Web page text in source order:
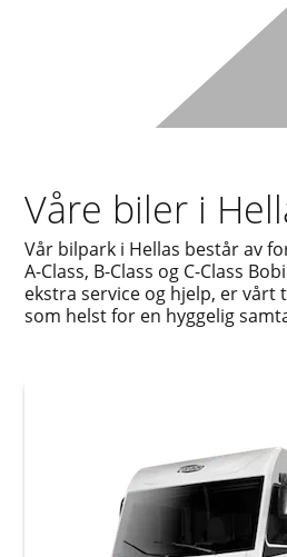
Våre biler i
Vår bilpark i Hellas består av
A-Class, B-Class og C-Class
ekstra service og hjelp, er vårt
som helst for en hyggelig